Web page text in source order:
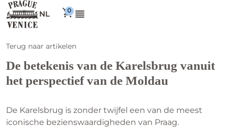
NL
Terug naar artikelen
De betekenis van de Karelsbrug vanuit
het perspectief van de Moldau
De Karelsbrug is zonder twijfel een van de meest
iconische bezienswaardigheden van Praag.